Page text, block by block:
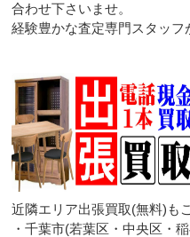
合わせ下さいませ。
経験豊かな査定専門スタッフ
近隣エリア出張買取(無料)も
・千葉市(若葉区・中央区・